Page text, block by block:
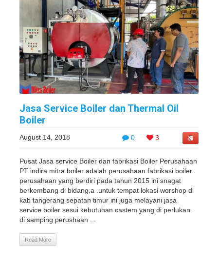
Jasa Service Boiler dan Thermal Oil
Boiler
0 3
August 14, 2018
Pusat Jasa service Boiler dan fabrikasi Boiler Perusahaan
PT indira mitra boiler adalah perusahaan fabrikasi boiler
perusahaan yang berdiri pada tahun 2015 ini snagat
berkembang di bidang.a .untuk tempat lokasi worshop di
kab tangerang sepatan timur ini juga melayani jasa
service boiler sesui kebutuhan castem yang di perlukan.
di samping perushaan ...
Read More